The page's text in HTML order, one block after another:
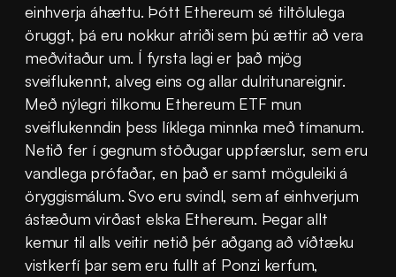
einhverja áhættu. Þótt Ethereum sé tiltölulega
öruggt, þá eru nokkur atriði sem þú ættir að vera
meðvitaður um. Í fyrsta lagi er það mjög
sveiflukennt, alveg eins og allar dulritunareignir.
Með nýlegri tilkomu Ethereum ETF mun
sveiflukenndin þess líklega minnka með tímanum.
Netið fer í gegnum stöðugar uppfærslur, sem eru
vandlega prófaðar, en það er samt möguleiki á
öryggismálum. Svo eru svindl, sem af einhverjum
ástæðum virðast elska Ethereum. Þegar allt
kemur til alls veitir netið þér aðgang að víðtæku
vistkerfí þar sem eru fullt af Ponzi kerfum,